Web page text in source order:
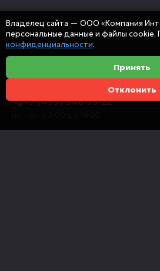
+7 (499) 346-75-22
Владелец сайта — ООО «Компания
персональные данные и файлы cookie.
конфиденциальности.
Принять
Отклонить